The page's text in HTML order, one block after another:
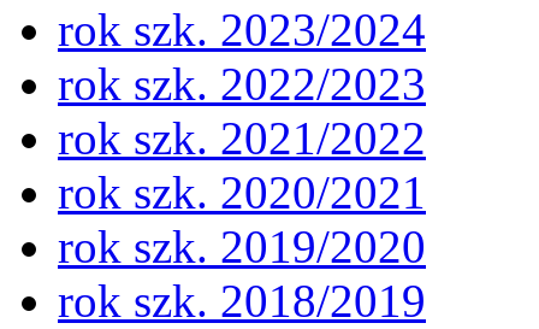
rok szk. 2023/2024
rok szk. 2022/2023
rok szk. 2021/2022
rok szk. 2020/2021
rok szk. 2019/2020
rok szk. 2018/2019